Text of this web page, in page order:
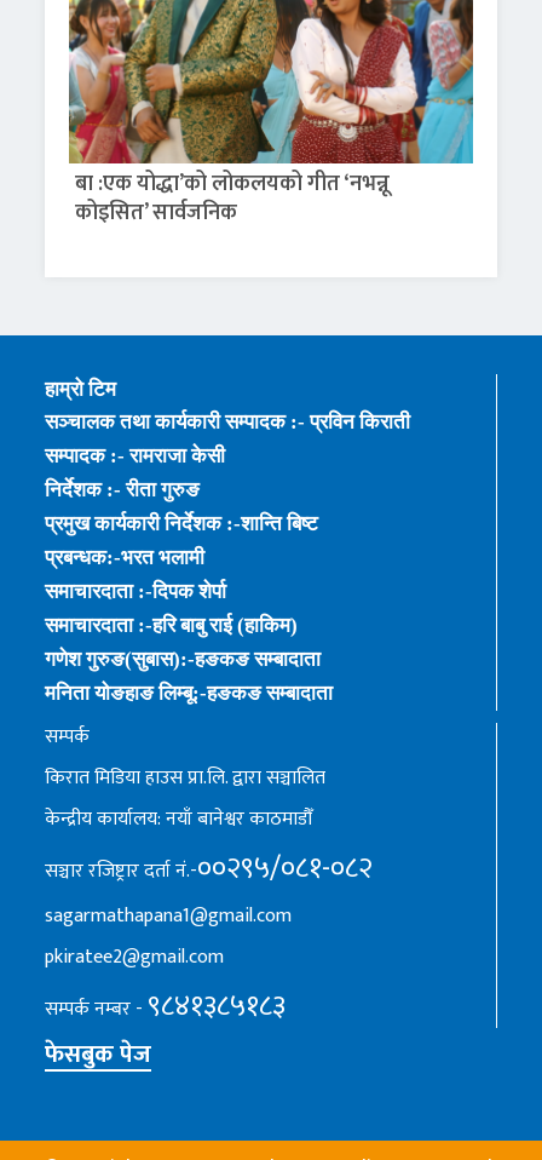
बा :एक योद्धा’को लोकलयको गीत ‘नभन्नू
कोइसित’ सार्वजनिक
हाम्रो टिम
सञ्चालक तथा कार्यकारी सम्पादक :- प्रविन किराती
सम्पादक :- रामराजा केसी
निर्देशक :- रीता गुरुङ
प्रमुख कार्यकारी निर्देशक :-शान्ति बिष्ट
प्रबन्धक:-भरत भलामी
समाचारदाता :-दिपक शेर्पा
समाचारदाता :-हरि बाबु राई (हाकिम)
गणेश गुरुङ(सुबास):-हङकङ सम्बादाता
मनिता योङहाङ लिम्बू:-हङकङ सम्बादाता
सम्पर्क
किरात मिडिया हाउस प्रा.लि. द्वारा सञ्चालित
केन्द्रीय कार्यालय: नयाँ बानेश्वर काठमाडौँ
सञ्चार रजिष्ट्रार दर्ता नं.-००२९५/०८१-०८२
sagarmathapana1@gmail.com
pkiratee2@gmail.com
सम्पर्क नम्बर - ९८४१३८५१८३
फेसबुक पेज